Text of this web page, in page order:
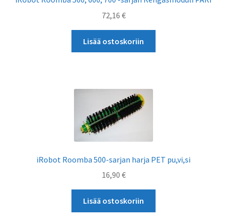
72,16 €
Lisää ostoskoriin
iRobot Roomba 500-sarjan harja PET pu,vi,si
16,90 €
Lisää ostoskoriin